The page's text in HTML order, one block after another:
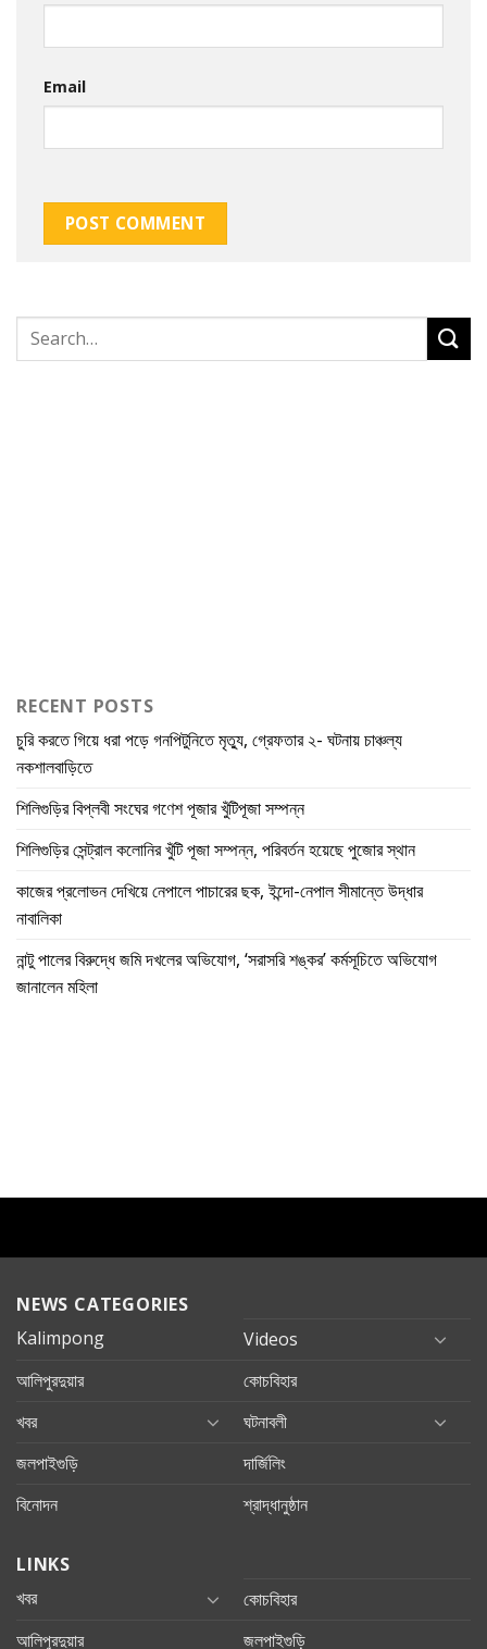
Email
RECENT POSTS
চুরি করতে গিয়ে ধরা পড়ে গনপিটুনিতে মৃত্যু, গ্রেফতার ২- ঘটনায় চাঞ্চল্য
নকশালবাড়িতে
শিলিগুড়ির বিপ্লবী সংঘের গণেশ পূজার খুঁটিপূজা সম্পন্ন
শিলিগুড়ির সেন্ট্রাল কলোনির খুঁটি পূজা সম্পন্ন, পরিবর্তন হয়েছে পুজোর স্থান
কাজের প্রলোভন দেখিয়ে নেপালে পাচারের ছক, ইন্দো-নেপাল সীমান্তে উদ্ধার
নাবালিকা
নান্টু পালের বিরুদ্ধে জমি দখলের অভিযোগ, ‘সরাসরি শঙ্কর’ কর্মসূচিতে অভিযোগ
জানালেন মহিলা
NEWS CATEGORIES
Kalimpong
Videos
আলিপুরদুয়ার
কোচবিহার
খবর
ঘটনাবলী
জলপাইগুড়ি
দার্জিলিং
বিনোদন
শ্রাদ্ধানুষ্ঠান
LINKS
খবর
কোচবিহার
আলিপুরদুয়ার
জলপাইগুড়ি